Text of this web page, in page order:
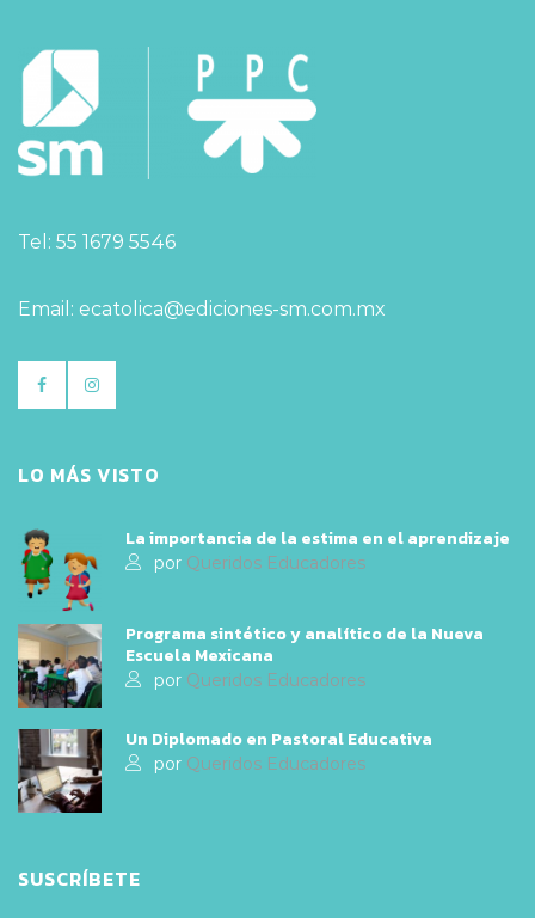
Tel: 55 1679 5546
Email: ecatolica@ediciones-sm.com.mx
LO MÁS VISTO
La importancia de la estima en el aprendizaje
por Queridos Educadores
Programa sintético y analítico de la Nueva
Escuela Mexicana
por Queridos Educadores
Un Diplomado en Pastoral Educativa
por Queridos Educadores
SUSCRÍBETE